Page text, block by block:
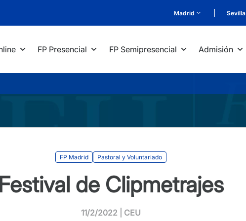
Madrid Sevilla
FP Presencial FP Semipresencial Admisión
FP Madrid Pastoral y Voluntariado
Festival de Clipmetrajes
11/2/2022 | CEU